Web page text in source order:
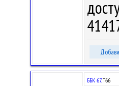
ББК 67.Т66